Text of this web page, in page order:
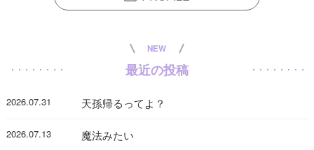
NEW
最近の投稿
2026.07.31 天孫帰るってよ？
2026.07.13 魔法みたい